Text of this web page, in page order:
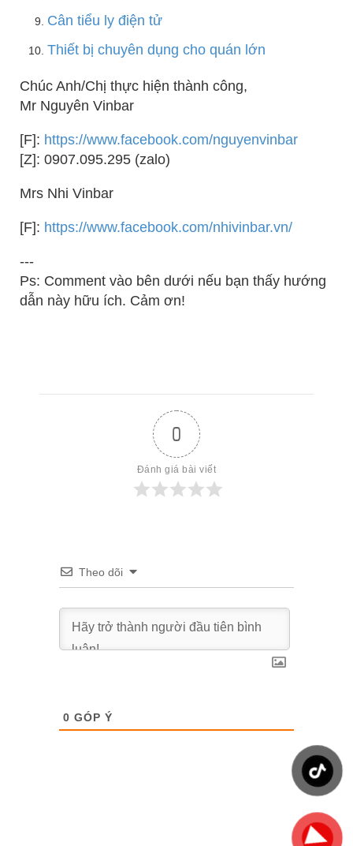
Cân tiểu ly điện tử
Thiết bị chuyên dụng cho quán lớn
Chúc Anh/Chị thực hiện thành công,
Mr Nguyên Vinbar
[F]: https://www.facebook.com/nguyenvinbar
[Z]: 0907.095.295 (zalo)
Mrs Nhi Vinbar
[F]: https://www.facebook.com/nhivinbar.vn/
---
Ps: Comment vào bên dưới nếu bạn thấy hướng
dẫn này hữu ích. Cảm ơn!
0
Đánh giá bài viết
Theo dõi
0 GÓP Ý